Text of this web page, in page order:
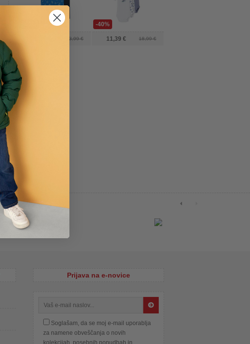
13,99 €
-40%
18,99 €
11,39 €
Prijava na e-novice
Soglašam, da se moj e-mail uporablja
za namene obveščanja o novih
kolekcijah, posebnih ponudbah in